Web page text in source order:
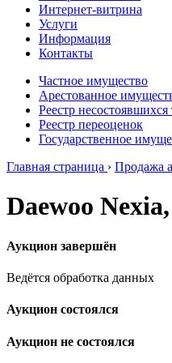
Интернет-витрина
Услуги
Информация
Контакты
Частное имущество
Арестованное
Реестр несостоявшихся
Реестр переоценок
Государственное
Главная страница › Продажа
Daewoo
Аукцион завершён
Ведётся обработка данных
Аукцион состоялся
Аукцион не состоялся